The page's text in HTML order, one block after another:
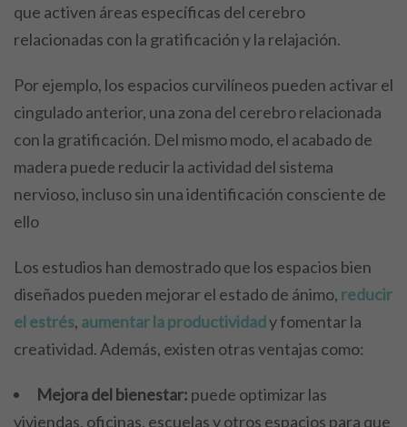
que activen áreas específicas del cerebro
relacionadas con la gratificación y la relajación.
Por ejemplo, los espacios curvilíneos pueden activar el
cingulado anterior, una zona del cerebro relacionada
con la gratificación. Del mismo modo, el acabado de
madera puede reducir la actividad del sistema
nervioso, incluso sin una identificación consciente de
ello
Los estudios han demostrado que los espacios bien
diseñados pueden mejorar el estado de ánimo, reducir
el estrés, aumentar la productividady fomentar la
creatividad. Además, existen otras ventajas como:
Mejora del bienestar: puede optimizar las
viviendas, oficinas, escuelas y otros espacios para que